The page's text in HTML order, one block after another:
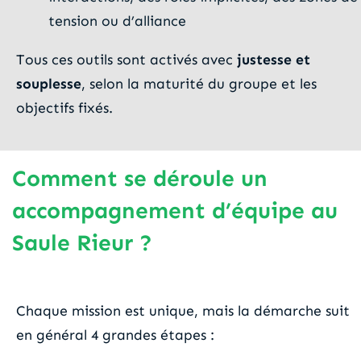
tension ou d’alliance
Tous ces outils sont activés avec justesse et
souplesse, selon la maturité du groupe et les
objectifs fixés.
Comment se déroule un
accompagnement d’équipe au
Saule Rieur ?
Chaque mission est unique, mais la démarche suit
en général 4 grandes étapes :